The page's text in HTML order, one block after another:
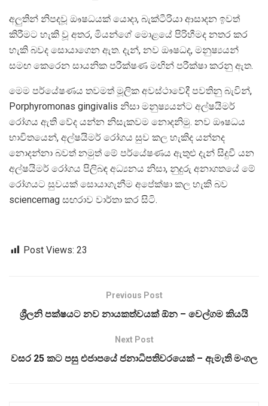
අලුතින් නිපදවූ ඖෂධයක් යොදා, බැක්ටීරියා ආසාදන ඉවත්
කිරීමට හැකි වූ අතර, මියන්ගේ මොළයේ පිරිහීමද නතර කර
හැකි බවද සොයාගෙන ඇත. දැන්, නව ඖෂධද, මනුෂ්‍යයන්
සමඟ කෙරෙන සායනික පරීක්ෂණ මඟින් පරීක්ෂා කරනු ඇත.
මෙම පර්යේෂණය තවමත් මූලික අවස්ථාවේදී පවතිනු බැවින්,
Porphyromonas gingivalis නිසා මනුෂ්‍යයන්ට අල්ෂයිමර්
රෝගය ඇති වේද යන්න නිසැකවම නොදනිමු. නව ඖෂධය
භාවිතයෙන්, අල්ෂයිමර් රෝගය සුව කල හැකිද යන්නද
නොදන්නා බවත් නමුත් මේ පර්යේෂණය ඇතුළු දැන් සිදුවී යන
අල්ෂයිමර් රෝගය පිලිබඳ අධ්‍යනය නිසා, නුදුරු අනාගතයේ මේ
රෝගයට සුවයක් සොයාගැනීම අපේක්ෂා කල හැකි බව
sciencemag සඟරාව වාර්තා කර සිටි.
Post Views: 23
Previous Post
ශ්‍රීලනි පක්ෂයට නව නායකත්වයක් ඕන – වෙල්ගම කියයි
Next Post
වසර 25 කට පසු එජාපයේ ජනාධිපතිවරයෙක් – ඇමැති මංගල